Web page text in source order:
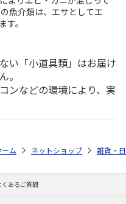
魚介類は、エサとしてエ
。
い「小道具類」はお届け
。
ンなどの環境により、実
八角形ステンレスマグボトル
ーム ネットショップ 雑貨・
くあるご質問